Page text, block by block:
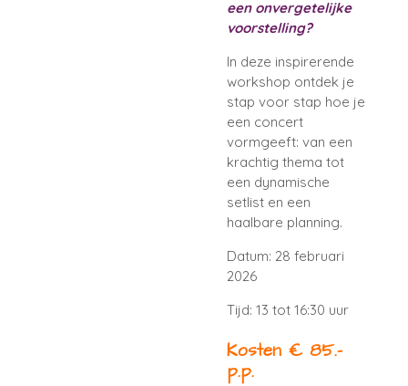
een onvergetelijke
voorstelling?
In deze inspirerende
workshop ontdek je
stap voor stap hoe je
een concert
vormgeeft: van een
krachtig thema tot
een dynamische
setlist en een
haalbare planning.
Datum: 28 februari
2026
Tijd: 13 tot 16:30 uur
Kosten € 85.-
p.p.